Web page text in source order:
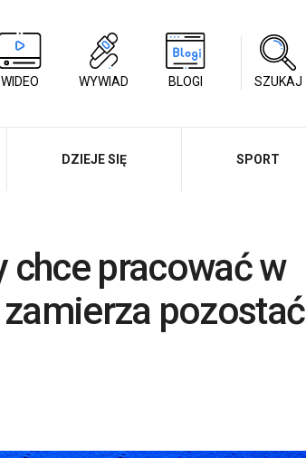
WIDEO WYWIAD BLOGI SZUKAJ
DZIEJE SIĘ SPORT
chce pracować w
pozostać